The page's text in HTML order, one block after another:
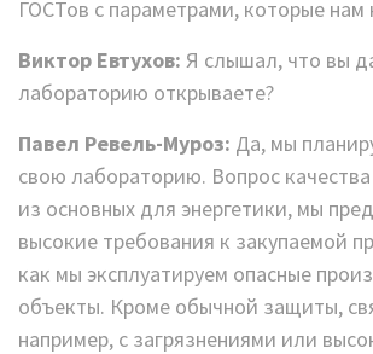
ГОСТов с параметрами, которые
Виктор Евтухов: Я слышал, что вы
лабораторию открываете?
Павел Ревель-Муроз: Да, мы
свою лабораторию. Вопрос
из основных для энергетики, мы
высокие требования к закупаемой
как мы эксплуатируем опасные
объекты. Кроме обычной защиты,
например, с загрязнениями или